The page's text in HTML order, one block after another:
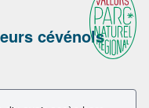
cévénols